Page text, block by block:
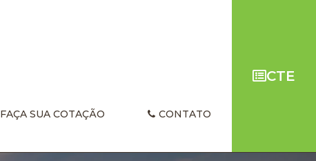
FAÇA SUA COTAÇÃO CONTATO
CTE